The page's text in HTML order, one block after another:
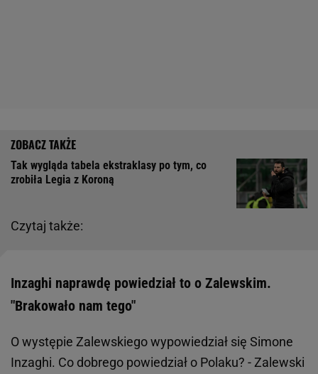
Czytaj także:
Tak wygląda tabela ekstraklasy po tym, co
zrobiła Legia z Koroną
Inzaghi naprawdę powiedział to o Zalewskim.
"Brakowało nam tego"
O występie Zalewskiego wypowiedział się Simone
Inzaghi. Co dobrego powiedział o Polaku? - Zalewski